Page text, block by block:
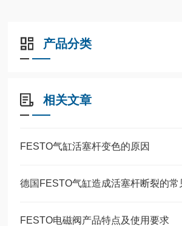
产品分类
相关文章
FESTO气缸活塞杆变色的原因
德国FESTO气缸造成活塞杆断裂的常
FESTO电磁阀产品特点及使用要求